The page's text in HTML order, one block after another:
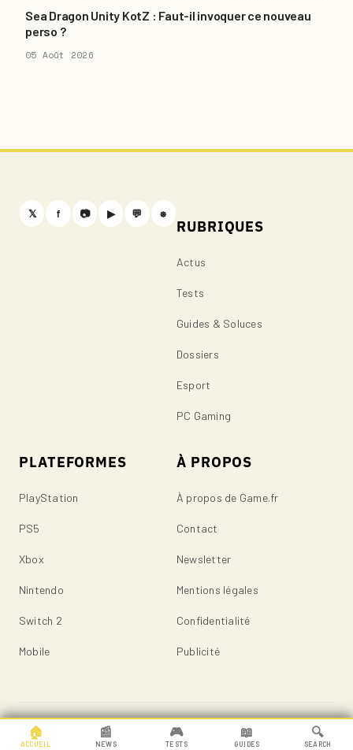
Sea Dragon Unity KotZ : Faut-il invoquer ce nouveau
perso ?
05 Août 2026
𝕏 f 📷 ▶ 💬 ⎈
RUBRIQUES
Actus
Tests
Guides & Soluces
Dossiers
Esport
PC Gaming
PLATEFORMES
PlayStation
PS5
Xbox
Nintendo
Switch 2
Mobile
À PROPOS
À propos de Game.fr
Contact
Newsletter
Mentions légales
Confidentialité
Publicité
© 2026 Game.fr — Tous droits réservés.
🏠
ACCUEIL
📰
NEWS
🎮
TESTS
📖
GUIDES
🔍
SEARCH